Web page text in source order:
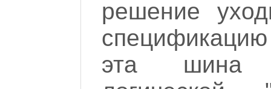
решение
эта шина